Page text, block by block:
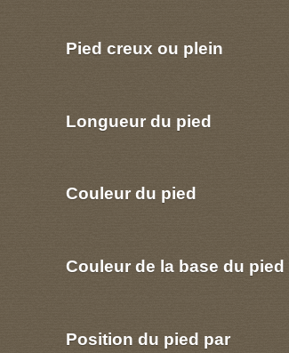
Pied creux ou plein
Longueur du pied
Couleur du pied
Couleur de la base du pied
Position du pied par